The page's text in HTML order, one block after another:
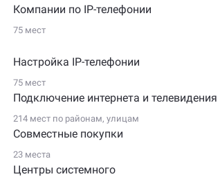
Компании по IP-телефонии
75 мест
Настройка IP-телефонии
75 мест
Подключение интернета и телевидения
214 мест по районам, улицам
Совместные покупки
23 места
Центры системного